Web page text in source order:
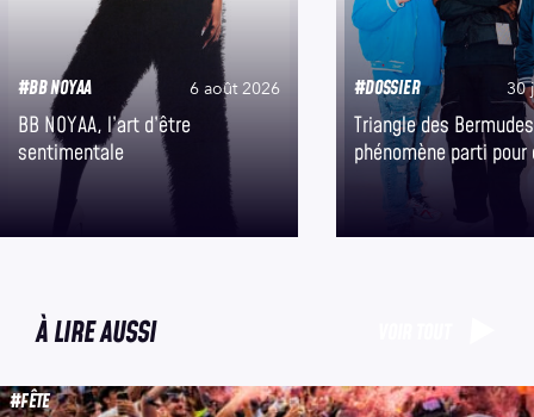
#BB NOYAA 6 août 2026
BB NOYAA, l’art d’être
sentimentale
#DOSSIER 30
Triangle des
phénomène parti pour
À LIRE AUSSI
#FÊTE